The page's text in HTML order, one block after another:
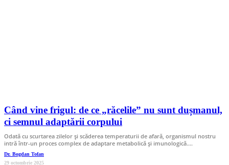
Când vine frigul: de ce „răcelile” nu sunt dușmanul,
ci semnul adaptării corpului
Odată cu scurtarea zilelor și scăderea temperaturii de afară, organismul nostru
intră într-un proces complex de adaptare metabolică și imunologică.…
Dr. Bogdan Tofan
29 octombrie 2025